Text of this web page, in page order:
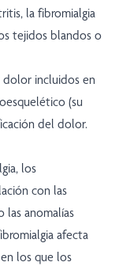
la fibromialgia
tejidos blandos o
dolor incluidos en
(su
del dolor.
los
con las
las anomalías
afecta
los que los